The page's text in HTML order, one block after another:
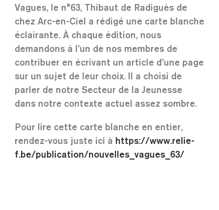
Vagues, le n°63, Thibaut de Radiguès de
chez Arc-en-Ciel a rédigé une carte blanche
éclairante. À chaque édition, nous
demandons à l’un de nos membres de
contribuer en écrivant un article d’une page
sur un sujet de leur choix. Il a choisi de
parler de notre Secteur de la Jeunesse
dans notre contexte actuel assez sombre.
Pour lire cette carte blanche en entier,
rendez-vous juste ici à https://www.relie-
f.be/publication/nouvelles_vagues_63/